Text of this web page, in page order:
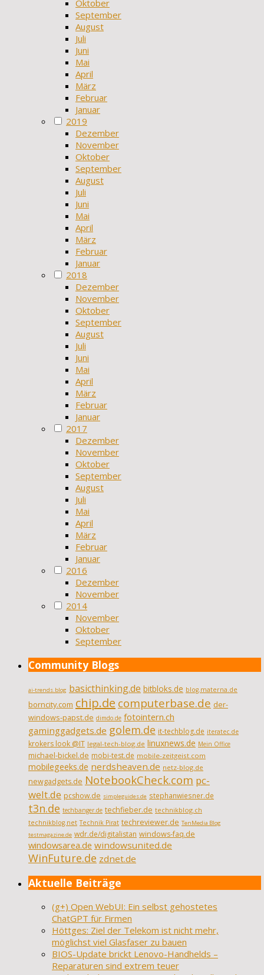
Oktober
September
August
Juli
Juni
Mai
April
März
Februar
Januar
2019
Dezember
November
Oktober
September
August
Juli
Juni
Mai
April
März
Februar
Januar
2018
Dezember
November
Oktober
September
August
Juli
Juni
Mai
April
März
Februar
Januar
2017
Dezember
November
Oktober
September
August
Juli
Mai
April
März
Februar
Januar
2016
Dezember
November
2014
November
Oktober
September
Community Blogs
ai-trends.blog basicthinking.de bitbloks.de blog.materna.de
borncity.com chip.de computerbase.de der-
windows-papst.de dimdo.de fotointern.ch
gaminggadgets.de golem.de it-techblog.de iteratec.de
krokers look @IT legal-tech-blog.de linuxnews.de Mein Office
michael-bickel.de mobi-test.de mobile-zeitgeist.com
mobilegeeks.de nerdsheaven.de netz-blog.de
newgadgets.de NotebookCheck.com pc-
welt.de pcshow.de simpleguides.de stephanwiesner.de
t3n.de techbanger.de techfieber.de technikblog.ch
technikblog.net Technik Pirat techreviewer.de TenMedia Blog
testmagazine.de wdr.de/digitalistan windows-faq.de
windowsarea.de windowsunited.de
WinFuture.de zdnet.de
Aktuelle Beiträge
(g+) Open WebUI: Ein selbst gehostetes
ChatGPT für Firmen
Höttges: Ziel der Telekom ist nicht mehr,
möglichst viel Glasfaser zu bauen
BIOS-Update brickt Lenovo-Handhelds –
Reparaturen sind extrem teuer